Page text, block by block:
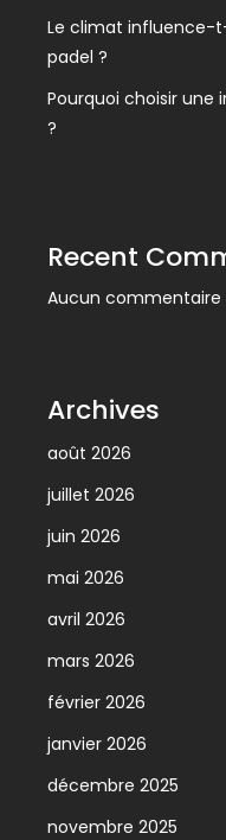
Le climat influence-
padel ?
Pourquoi choisir une
?
Recent
Aucun commentaire
Archives
août 2026
juillet 2026
juin 2026
mai 2026
avril 2026
mars 2026
février 2026
janvier 2026
décembre 2025
novembre 2025